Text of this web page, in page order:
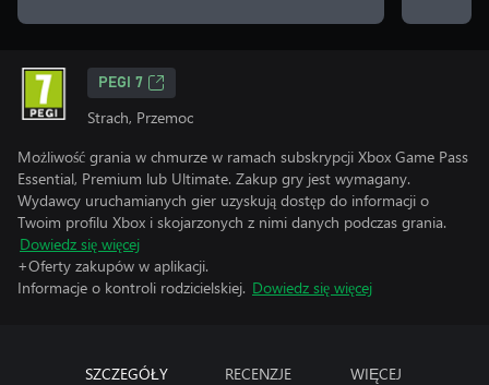
PEGI 7
Strach, Przemoc
Możliwość grania w chmurze w ramach subskrypcji Xbox Game Pass
Essential, Premium lub Ultimate. Zakup gry jest wymagany.
Wydawcy uruchamianych gier uzyskują dostęp do informacji o
Twoim profilu Xbox i skojarzonych z nimi danych podczas grania.
Dowiedz się więcej
+Oferty zakupów w aplikacji.
Informacje o kontroli rodzicielskiej. Dowiedz się więcej
SZCZEGÓŁY RECENZJE WIĘCEJ